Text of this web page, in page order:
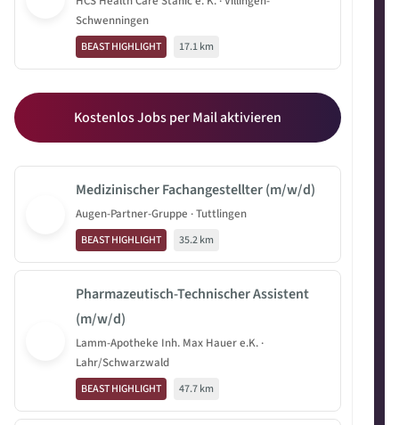
Schwenningen
BEAST HIGHLIGHT 17.1 km
Kostenlos Jobs per Mail aktivieren
Medizinischer Fachangestellter (m/w/d)
Augen-Partner-Gruppe · Tuttlingen
BEAST HIGHLIGHT 35.2 km
Pharmazeutisch-Technischer Assistent
(m/w/d)
Lamm-Apotheke Inh. Max Hauer e.K. ·
Lahr/Schwarzwald
BEAST HIGHLIGHT 47.7 km